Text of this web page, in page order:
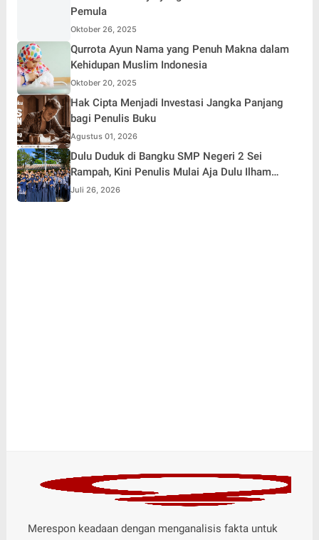
Pemula
Oktober 26, 2025
Qurrota Ayun Nama yang Penuh Makna dalam
Kehidupan Muslim Indonesia
Oktober 20, 2025
Hak Cipta Menjadi Investasi Jangka Panjang
bagi Penulis Buku
Agustus 01, 2026
Dulu Duduk di Bangku SMP Negeri 2 Sei
Rampah, Kini Penulis Mulai Aja Dulu Ilham
Febryan Kembali sebagai Pemateri untuk
Menginspirasi Generasi Muda
Juli 26, 2026
Merespon keadaan dengan menganalisis fakta untuk